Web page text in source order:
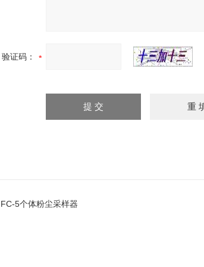
验证码：
5个体粉尘采样器